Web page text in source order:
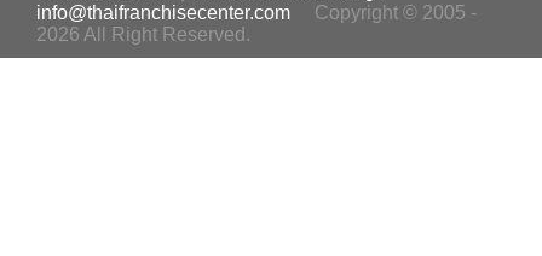
info@thaifranchisecenter.com
Copyright © 2005 -
2026 All Right Reserved.